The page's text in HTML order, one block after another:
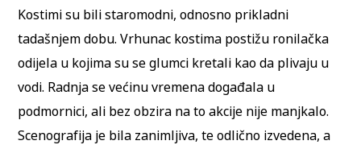
Kostimi su bili staromodni, odnosno prikladni
tadašnjem dobu. Vrhunac kostima postižu ronilačka
odijela u kojima su se glumci kretali kao da plivaju u
vodi. Radnja se većinu vremena događala u
podmornici, ali bez obzira na to akcije nije manjkalo.
Scenografija je bila zanimljiva, te odlično izvedena, a